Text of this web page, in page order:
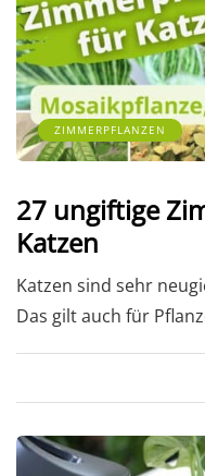
ZIMMERPFLANZEN
27 ungiftige
Katzen
Katzen sind sehr
Das gilt auch für